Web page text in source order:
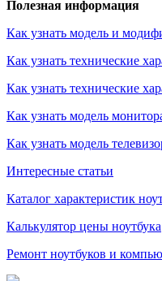
Полезная информация
Как узнать модель и
Как узнать технические
Как узнать технические
Как узнать модель
Как узнать модель
Интересные статьи
Каталог характеристик
Калькулятор цены ноутбука
Ремонт ноутбуков и